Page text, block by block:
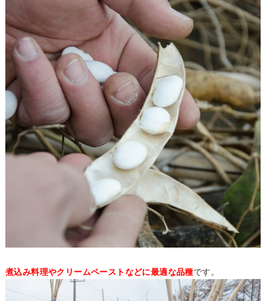
煮込み料理やクリームペーストなどに最適な品種です。